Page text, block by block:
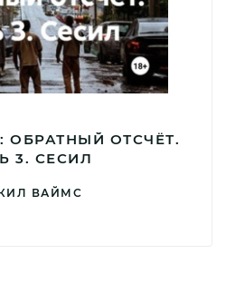
ОБРАТНЫЙ ОТСЧЁТ.
3. СЕСИЛ
ВАЙМС